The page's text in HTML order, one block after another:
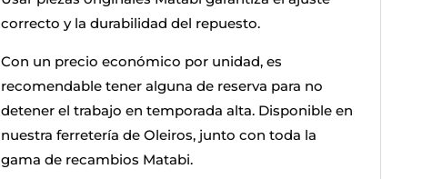
correcto y la durabilidad del repuesto.
Con un precio económico por unidad, es
recomendable tener alguna de reserva para no
detener el trabajo en temporada alta. Disponible en
nuestra ferretería de Oleiros, junto con toda la
gama de recambios Matabi.